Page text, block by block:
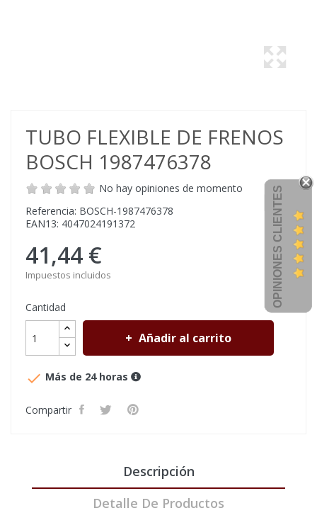
TUBO FLEXIBLE DE FRENOS
BOSCH 1987476378
No hay opiniones de momento
Referencia: BOSCH-1987476378
EAN13: 4047024191372
41,44 €
Impuestos incluidos
Cantidad
Añadir al carrito
 Más de 24 horas
Compartir
Descripción
Detalle De Productos
OPINIONES CLIENTES